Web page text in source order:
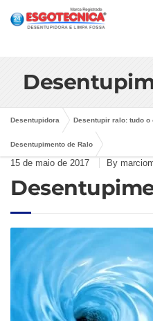
Desentupidora Desentupir ralo: tudo
Desentupimento de Ralo
15 de maio de 2017 By